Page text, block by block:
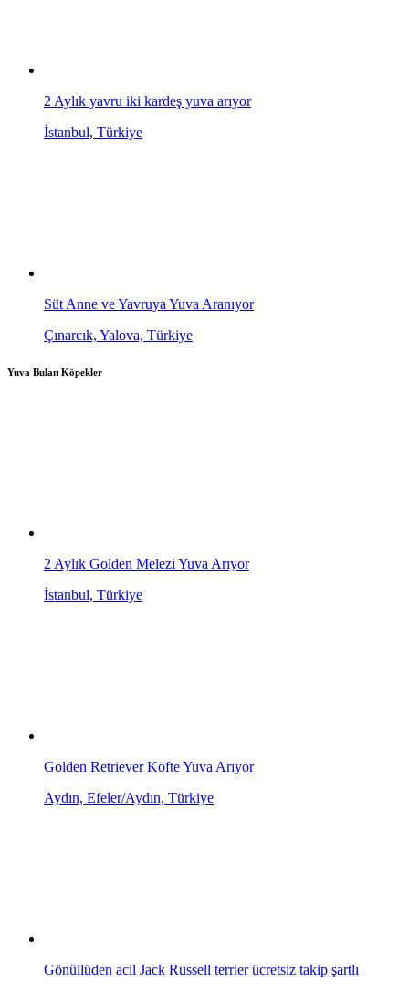
2 Aylık yavru iki kardeş yuva arıyor
İstanbul, Türkiye
Süt Anne ve Yavruya Yuva Aranıyor
Çınarcık, Yalova, Türkiye
Yuva Bulan Köpekler
2 Aylık Golden Melezi Yuva Arıyor
İstanbul, Türkiye
Golden Retriever Köfte Yuva Arıyor
Aydın, Efeler/Aydın, Türkiye
Gönüllüden acil Jack Russell terrier ücretsiz takip şartlı